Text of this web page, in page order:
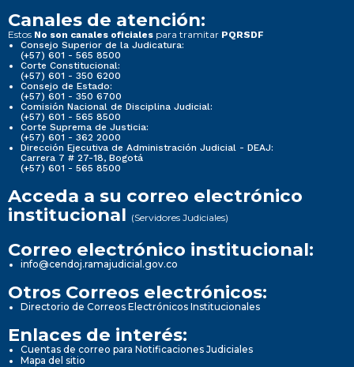
Canales de atención:
Estos No son canales oficiales para tramitar PQRSDF
Consejo Superior de la Judicatura:
(+57) 601 - 565 8500
Corte Constitucional:
(+57) 601 - 350 6200
Consejo de Estado:
(+57) 601 - 350 6700
Comisión Nacional de Disciplina Judicial:
(+57) 601 - 565 8500
Corte Suprema de Justicia:
(+57) 601 - 362 2000
Dirección Ejecutiva de Administración Judicial - DEAJ:
Carrera 7 # 27-18, Bogotá
(+57) 601 - 565 8500
Acceda a su correo electrónico
institucional (Servidores Judiciales)
Correo electrónico institucional:
info@cendoj.ramajudicial.gov.co
Otros Correos electrónicos:
Directorio de Correos Electrónicos Institucionales
Enlaces de interés:
Cuentas de correo para Notificaciones Judiciales
Mapa del sitio